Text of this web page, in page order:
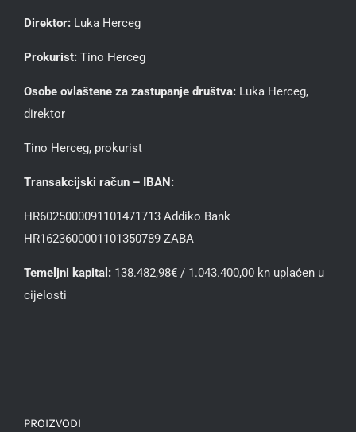
Direktor: Luka Herceg
Prokurist: Tino Herceg
Osobe ovlaštene za zastupanje društva: Luka Herceg,
direktor
Tino Herceg, prokurist
Transakcijski račun – IBAN:
HR6025000091101471713 Addiko Bank
HR1623600001101350789 ZABA
Temeljni kapital: 138.482,98€ / 1.043.400,00 kn uplaćen u
cijelosti
PROIZVODI